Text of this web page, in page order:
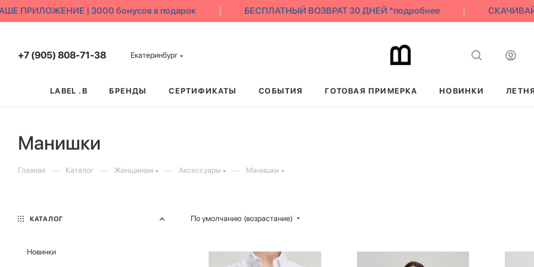
ПРИЛОЖЕНИЕ | 3000 бонусов в подарок БЕСПЛАТНЫЙ ВОЗВРАТ 30 ДНЕЙ *подробнее СКАЧИВАЙ
+7 (905) 808-71-38 Екатеринбург
LABEL .B БРЕНДЫ СЕРТИФИКАТЫ СОБЫТИЯ ГОТОВАЯ ПРИМЕРКА НОВИНКИ
Манишки
Главная — Каталог — Женщинам — Аксессуары — Манишки
По умолчанию (возрастание)
КАТАЛОГ
Новинки